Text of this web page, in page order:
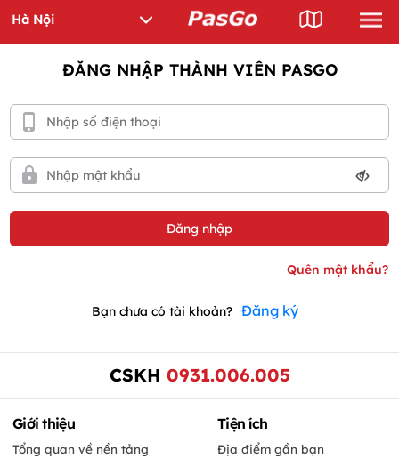
ĐĂNG NHẬP THÀNH VIÊN PASGO
Bạn chưa có tài khoản? Đăng ký
CSKH 0931.006.005
Giới thiệu
Tổng quan về nền tảng
Tiện ích
Địa điểm gần bạn